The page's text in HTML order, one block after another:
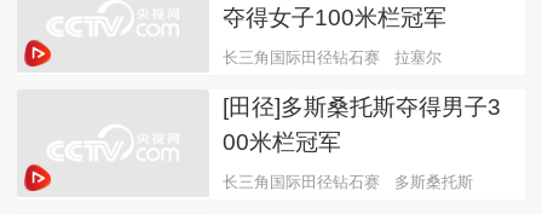
夺得女子100米栏冠军
长三角国际田径钻石赛 拉塞尔
[田径]多斯桑托斯夺得男子3
00米栏冠军
长三角国际田径钻石赛 多斯桑托斯